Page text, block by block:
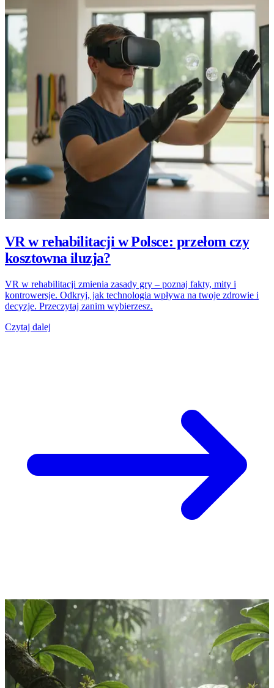
VR w rehabilitacji w Polsce: przełom czy
kosztowna iluzja?
VR w rehabilitacji zmienia zasady gry – poznaj fakty, mity i
kontrowersje. Odkryj, jak technologia wpływa na twoje zdrowie i
decyzje. Przeczytaj zanim wybierzesz.
Czytaj dalej